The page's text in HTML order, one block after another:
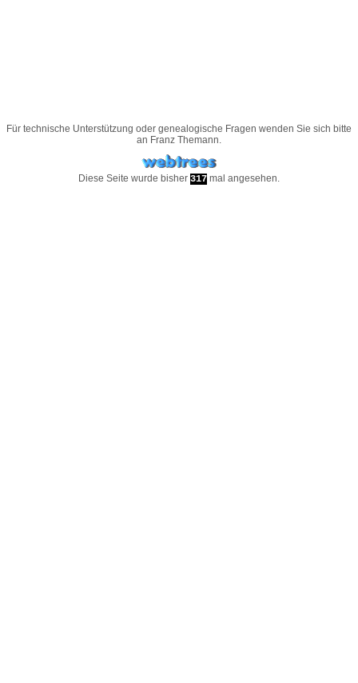
Für technische Unterstützung oder genealogische Fragen wenden Sie sich bitte
an Franz Themann.
Diese Seite wurde bisher 317 mal angesehen.